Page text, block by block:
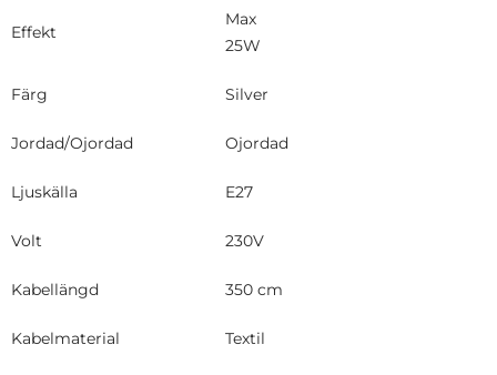
Effekt
Max
25W
Färg Silver
Jordad/Ojordad Ojordad
Ljuskälla E27
Volt 230V
Kabellängd 350 cm
Kabelmaterial Textil